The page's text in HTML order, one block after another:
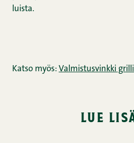
luista.
Katso myös: Valmistusvinkki
lue